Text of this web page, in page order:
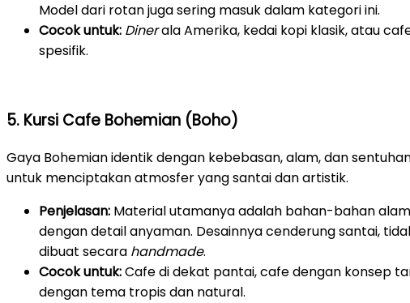
Model dari rotan juga sering masuk dalam kategori ini.
Cocok untuk: Dinerala Amerika, kedai kopi klasik, atau
spesifik.
5. Kursi Cafe Bohemian (Boho)
Gaya Bohemian identik dengan kebebasan, alam, dan
untuk menciptakan atmosfer yang santai dan artistik.
Penjelasan: Material utamanya adalah bahan-bahan
dengan detail anyaman. Desainnya cenderung santai,
dibuat secara handmade.
Cocok untuk:Cafe di dekat pantai, cafe dengan konsep
dengan tema tropis dan natural.